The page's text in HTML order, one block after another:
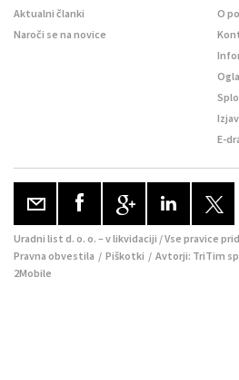
Aktualni članki
Naroči se na novice
O
E-
Uradni list d. o. o. – v likvidaciji / Vse pravice
Pravna obvestila / Piškotki / Avtorji: TriTim
2Mobile